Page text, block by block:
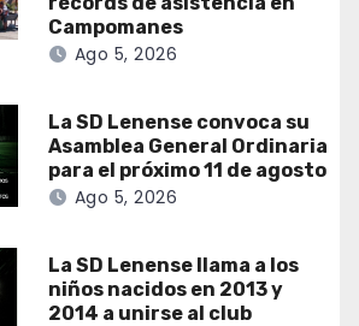
Campomanes
Ago 5, 2026
La SD Lenense convoca su
Asamblea General Ordinaria
para el próximo 11 de agosto
Ago 5, 2026
La SD Lenense llama a los
niños nacidos en 2013 y
2014 a unirse al club